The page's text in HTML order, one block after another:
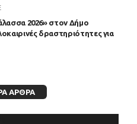
2026» στον Δήμο
δραστηριότητες για
ΆΡΘΡΑ